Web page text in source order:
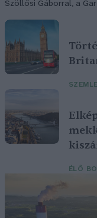
Szöllősi Gáborral, a
SZEMLE
ÉLŐ